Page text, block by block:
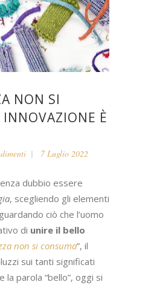
NON SI
È
7 Luglio 2022
dubbio essere
, scegliendo gli elementi
ciò che l’uomo
di unire il bello
non si consuma”, il
sui tanti significati
la parola “bello”, oggi si